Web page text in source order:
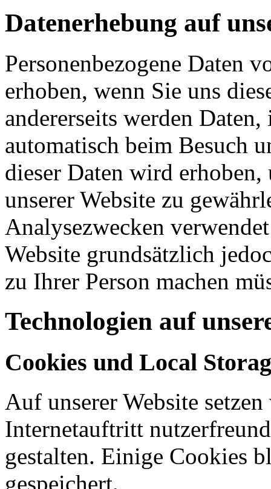
Datenerhebung auf
Personenbezogene Daten
erhoben, wenn Sie uns
andererseits werden
automatisch beim Besuch
dieser Daten wird
unserer Website zu
Analysezwecken
Website grundsätzlich
zu Ihrer Person machen
Technologien auf
Cookies und Local
Auf unserer Website
Internetauftritt
gestalten. Einige Cookies
gespeichert.